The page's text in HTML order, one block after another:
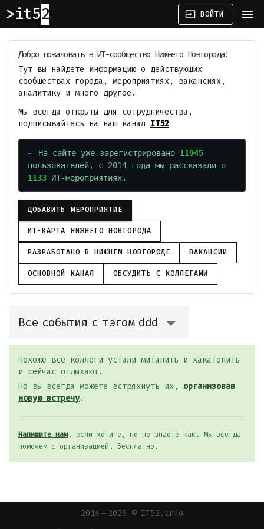
it52 input ВОЙТИ menu
Добро пожаловать в ИТ-сообщество Нижнего Новгорода!
Тут вы найдете информацию о действующих
сообществах города, мероприятиях, вакансиях,
аналитику и много другое.
Мы всегда открыты для сотрудничества,
подписывайтесь на наш канал IT52
На сайте уже зарегистрировано 11945
пользователей, с 2014 года мы рассказали о
1133 ИТ-мероприятиях.
ДОБАВИТЬ МЕРОПРИЯТИЕ
ИТ-КАРТА НИЖНЕГО НОВГОРОДА
РАЗРАБОТАНО В НИЖНЕМ НОВГОРОДЕ ВАКАНСИИ
ОСНОВНОЙ КАНАЛ ОБСУДИТЬ С КОЛЛЕГАМИ
Все события с тэгом ddd
Похоже все коллеги устали митапить и хакатонить
и сейчас отдыхают.
Но вы всегда можете встряхнуть их, организовав
новую встречу.
Напишите нам, если хотите, но не знаете как. Мы всегда
поможем с организацией. Бесплатно.
2014 — 2026 © IT52.info